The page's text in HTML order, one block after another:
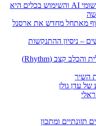
העולם לא מחכה: למה למידה של יישומי AI והשימוש בכלים היא
מאתחל מחדש את ארסנל
– ניסיון ההתנקשות
אמריקה גוט טאלנט – רוני הישראלית והכלב קצב (Rhythm)
השיר
של עדן גולן
תזונתיים ומתכון